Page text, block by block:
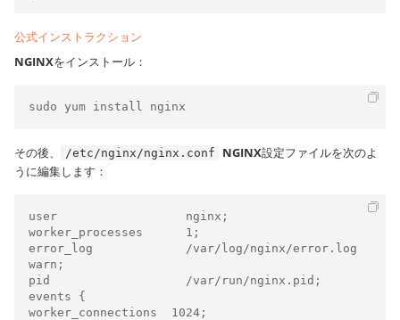
公式インストラクション
NGINXをインストール：
sudo yum install nginx
その後、 /etc/nginx/nginx.conf NGINX設定ファイルを次のよ
うに編集します：
user                  nginx;
worker_processes      1;
error_log             /var/log/nginx/error.log
warn;
pid                   /var/run/nginx.pid;
events {
worker_connections  1024;